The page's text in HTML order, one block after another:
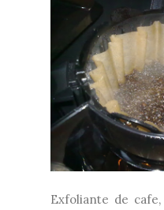
Exfoliante de